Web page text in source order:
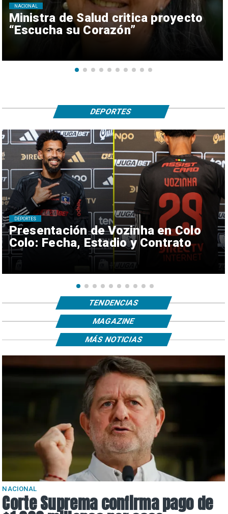
Ministra de Salud critica proyecto
“Escucha su Corazón”
NACIONAL
Presentación de Vozinha en Colo
Colo: Fecha, Estadio y Contrato
DEPORTES
DEPORTES
TENDENCIAS
MAGAZINE
NACIONAL
Corte Suprema confirma pago de
MÁS NOTICIAS